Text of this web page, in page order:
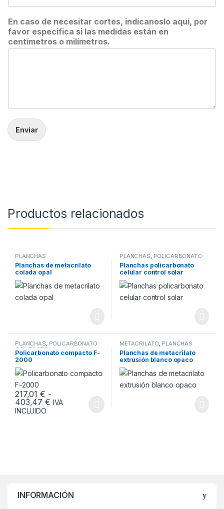
En caso de necesitar cortes, indicanoslo aquí, por
favor especifica si las medidas están en
centímetros o milímetros.
Enviar
Productos relacionados
PLANCHAS
Planchas de metacrilato
colada opal
PLANCHAS POLICARBONATO
Planchas policarbonato
celular control solar
PLANCHAS, POLICARBONATO
COMPACTO
Policarbonato compacto F-
2000
217,01€ -
403,47€Rango de precios: desde 217,01 € hasta
IVA
INCLUIDO
Este producto tiene múltiples variantes. Las opciones se
METACRILATO, PLANCHAS
Planchas de metacrilato
extrusión blanco opaco
INFORMACIÓN